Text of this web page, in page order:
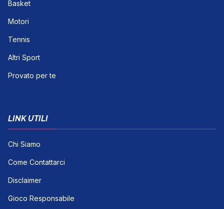
Basket
Motori
Tennis
Altri Sport
Provato per te
LINK UTILI
Chi Siamo
Come Contattarci
Disclaimer
Gioco Responsabile